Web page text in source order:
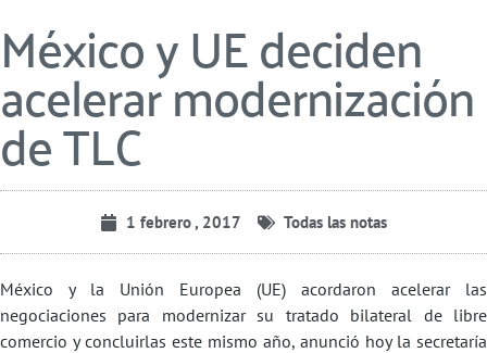
México y UE deciden
acelerar modernización
de TLC
1 febrero , 2017 Todas las notas
México y la Unión Europea (UE) acordaron acelerar las
negociaciones para modernizar su tratado bilateral de libre
comercio y concluirlas este mismo año, anunció hoy la secretaría